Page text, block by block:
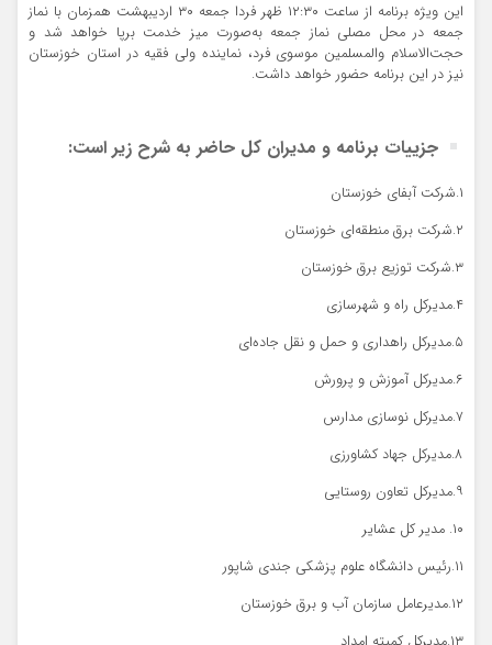
این ویژه برنامه از ساعت ۱۲:۳۰ ظهر فردا جمعه ۳۰ اردیبهشت همزمان با نماز
جمعه در محل مصلی نماز جمعه به‌صورت میز خدمت برپا خواهد شد و
حجت‌الاسلام والمسلمین موسوی فرد، نماینده ولی فقیه در استان خوزستان
نیز در این برنامه حضور خواهد داشت.
جزییات برنامه و مدیران کل حاضر به شرح زیر است:
۱.شرکت آبفای خوزستان
۲.شرکت برق منطقه‌ای خوزستان
۳.شرکت توزیع برق خوزستان
۴.مدیرکل راه و شهرسازی
۵.مدیرکل راهداری و حمل و نقل جاده‌ای
۶.مدیرکل آموزش و پرورش
۷.مدیرکل نوسازی مدارس
۸.مدیرکل جهاد کشاورزی
۹.مدیرکل تعاون روستایی
۱۰. مدیر کل عشایر
۱۱.رئیس دانشگاه علوم پزشکی جندی شاپور
۱۲.مدیرعامل سازمان آب و برق خوزستان